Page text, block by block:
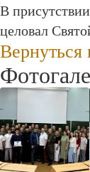
В
целовал
Вернуться